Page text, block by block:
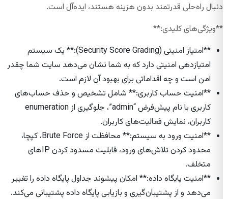
دنبال راه‌حلی قدرتمند بدون هزینه هستند، ایده‌آل است.
**ویژگی‌های کلیدی:**
**امتیاز امنیتی (Security Score Grading):** یک سیستم
امتیازدهی امنیتی دارد که به شما نشان می‌دهد سایت شما چقدر
امن است و چه اقداماتی برای بهبود آن لازم است.
**امنیت حساب کاربری:** شامل تشخیص و حذف حساب‌های
کاربری با نام پیش‌فرض “admin”، جلوگیری از enumeration
کاربران، نمایش فعالیت‌های کاربران.
**امنیت ورود به سیستم:** محافظت از Brute Force، کپچا،
محدود کردن تلاش‌های ورود، قابلیت مسدود کردن IP‌های
متخلف.
**امنیت پایگاه داده:** امکان پیشوند جداول پایگاه داده را تغییر
می‌دهد و از پشتیبان‌گیری و بازیابی پایگاه داده پشتیبانی می‌کند.